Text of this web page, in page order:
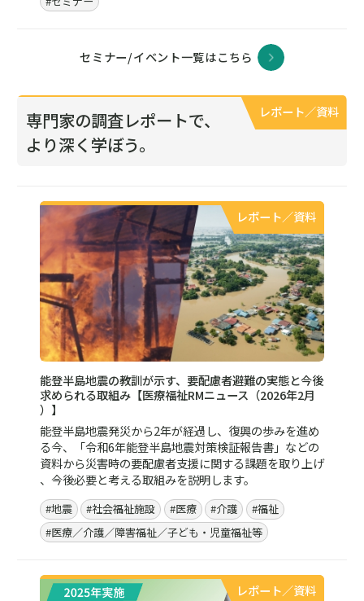
セミナー/イベント一覧はこちら
専門家の調査レポートで、
より深く学ぼう。
レポート／資料
レポート／資料
能登半島地震の教訓が示す、要配慮者避難の実態と今後
求められる取組み【医療福祉RMニュース（2026年2月
）】
能登半島地震発災から2年が経過し、復興の歩みを進め
る今、「令和6年能登半島地震対策検証報告書」などの
資料から災害時の要配慮者支援に関する課題を取り上げ
、今後必要と考える取組みを説明します。
#地震 #社会福祉施設 #医療 #介護
#福祉
#医療／介護／障害福祉／子ども・児童福祉等
レポート／資料